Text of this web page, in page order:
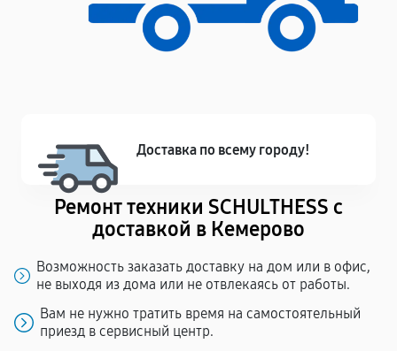
Ремонт техники SCHULTHESS с
доставкой в Кемерово
Возможность заказать доставку на дом или в офис,
не выходя из дома или не отвлекаясь от работы.
Вам не нужно тратить время на самостоятельный
приезд в сервисный центр.
Доставка по всему городу!